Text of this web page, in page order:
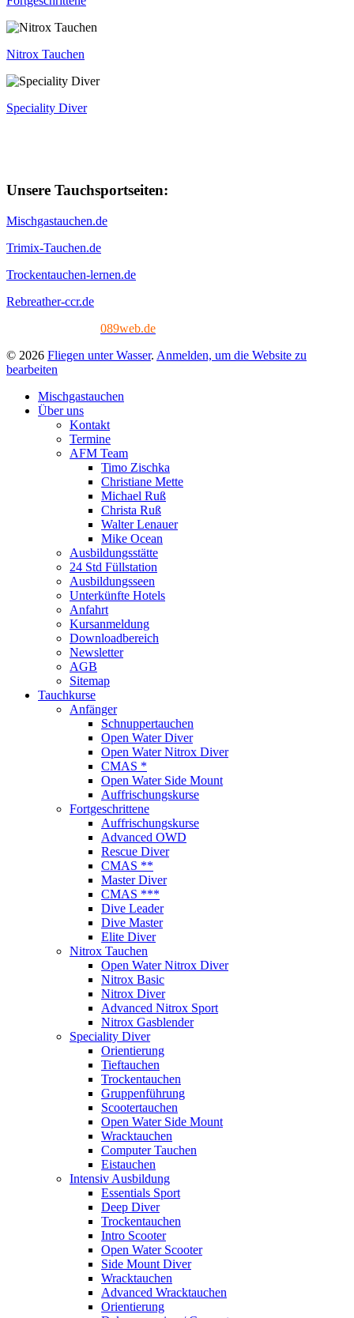
Nitrox Tauchen
Speciality Diver
Unsere Tauchsportseiten:
Mischgastauchen.de
Trimix-Tauchen.de
Trockentauchen-lernen.de
Rebreather-ccr.de
089web.de
© 2026 Fliegen unter Wasser. Anmelden, um die Website zu
bearbeiten
Mischgastauchen
Über uns
Kontakt
Termine
AFM Team
Timo Zischka
Christiane Mette
Michael Ruß
Christa Ruß
Walter Lenauer
Mike Ocean
Ausbildungsstätte
24 Std Füllstation
Ausbildungsseen
Unterkünfte Hotels
Anfahrt
Kursanmeldung
Downloadbereich
Newsletter
AGB
Sitemap
Tauchkurse
Anfänger
Schnuppertauchen
Open Water Diver
Open Water Nitrox Diver
CMAS *
Open Water Side Mount
Auffrischungskurse
Fortgeschrittene
Auffrischungskurse
Advanced OWD
Rescue Diver
CMAS **
Master Diver
CMAS ***
Dive Leader
Dive Master
Elite Diver
Nitrox Tauchen
Open Water Nitrox Diver
Nitrox Basic
Nitrox Diver
Advanced Nitrox Sport
Nitrox Gasblender
Speciality Diver
Orientierung
Tieftauchen
Trockentauchen
Gruppenführung
Scootertauchen
Open Water Side Mount
Wracktauchen
Computer Tauchen
Eistauchen
Intensiv Ausbildung
Essentials Sport
Deep Diver
Trockentauchen
Intro Scooter
Open Water Scooter
Side Mount Diver
Wracktauchen
Advanced Wracktauchen
Orientierung